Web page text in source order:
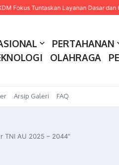
Layanan Dasar dan Konektivitas
PERTAHANAN
OLAHRAGA
Arsip Galeri FAQ
TNI AU 2025 – 2044”